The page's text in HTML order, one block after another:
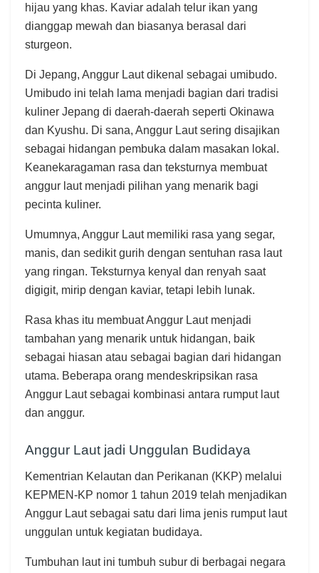
hijau yang khas. Kaviar adalah telur ikan yang
dianggap mewah dan biasanya berasal dari
sturgeon.
Di Jepang, Anggur Laut dikenal sebagai umibudo.
Umibudo ini telah lama menjadi bagian dari tradisi
kuliner Jepang di daerah-daerah seperti Okinawa
dan Kyushu. Di sana, Anggur Laut sering disajikan
sebagai hidangan pembuka dalam masakan lokal.
Keanekaragaman rasa dan teksturnya membuat
anggur laut menjadi pilihan yang menarik bagi
pecinta kuliner.
Umumnya, Anggur Laut memiliki rasa yang segar,
manis, dan sedikit gurih dengan sentuhan rasa laut
yang ringan. Teksturnya kenyal dan renyah saat
digigit, mirip dengan kaviar, tetapi lebih lunak.
Rasa khas itu membuat Anggur Laut menjadi
tambahan yang menarik untuk hidangan, baik
sebagai hiasan atau sebagai bagian dari hidangan
utama. Beberapa orang mendeskripsikan rasa
Anggur Laut sebagai kombinasi antara rumput laut
dan anggur.
Anggur Laut jadi Unggulan Budidaya
Kementrian Kelautan dan Perikanan (KKP) melalui
KEPMEN-KP nomor 1 tahun 2019 telah menjadikan
Anggur Laut sebagai satu dari lima jenis rumput laut
unggulan untuk kegiatan budidaya.
Tumbuhan laut ini tumbuh subur di berbagai negara